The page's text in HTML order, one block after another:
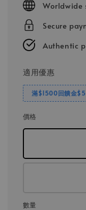
Worldwide
Secure
Authentic
適用優惠
滿$1500回饋金
價格
數量